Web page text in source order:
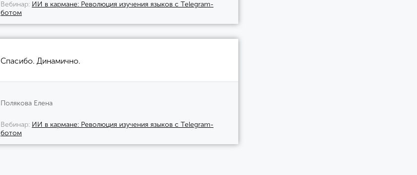
Вебинар ИИ в кармане: Революция изучения языков с Telegram-
ботом
Спасибо. Динамично.
Полякова Елена
Вебинар ИИ в кармане: Революция изучения языков с Telegram-
ботом